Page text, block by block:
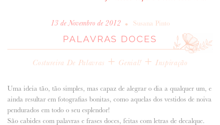
INICIO
BLOG
CASAVA-ME AQUI!
FORNECEDORES RECOMENDADOS
13 de Novembro de 2012 • Susana Pinto
PALAVRAS DOCES
Costureira De Palavras + Genial!+ Inspiração
Uma ideia tão, tão simples, mas capaz de alegrar o dia a qualquer um, e
ainda resultar em fotografias bonitas, como aquelas dos vestidos de noiva
pendurados em todo o seu esplendor!
São cabides com palavras e frases doces, feitas com letras de decalque.